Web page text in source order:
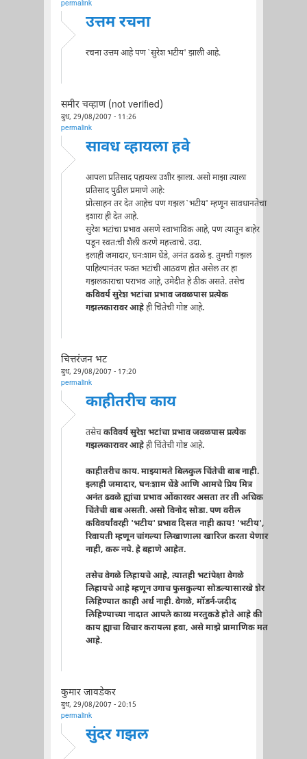
permalink
उत्तम रचना
रचना उत्तम आहे पण `सुरेश भटीय' झाली आहे.
समीर चव्हाण (not verified)
बुध, 29/08/2007 - 11:26
permalink
सावध व्हायला हवे
आपला प्रतिसाद पहायला उशीर झाला. असो माझा त्याला
प्रतिसाद पुढील प्रमाणे आहे:
प्रोत्साहन तर देत आहेच पण गझल `भटीय' म्हणून सावधानतेचा
इशारा ही देत आहे.
सुरेश भटांचा प्रभाव असणे स्वाभाविक आहे, पण त्यातून बाहेर
पडून स्वतःची शैली करणे महत्त्वाचे. उदा.
इलाही जमादार, घनःशाम धेंडे, अनंत ढवळे इ. तुमची गझल
पाहिल्यानंतर फक्त भटांची आठवण होत असेल तर हा
गझलकाराचा पराभव आहे, उमेदीत हे ठीक असते. तसेच
कविवर्य सुरेश भटांचा प्रभाव जवळपास प्रत्येक
गझलकारावर आहेही चिंतेची गोष्ट आहे.
चित्तरंजन भट
बुध, 29/08/2007 - 17:20
permalink
काहीतरीच काय
तसेचकविवर्य सुरेश भटांचा प्रभाव जवळपास प्रत्येक
गझलकारावर आहेही चिंतेची गोष्ट आहे.
काहीतरीच काय. माझ्यामते बिलकुल चिंतेची बाब नाही.
इलाही जमादार, घनःशाम धेंडे आणि आमचे प्रिय मित्र
अनंत ढवळे ह्यांचा प्रभाव ओंकारवर असता तर ती अधिक
चिंतेची बाब असती. असो विनोद सोडा. पण वरील
कविवर्यांवरही 'भटीय' प्रभाव दिसत नाही काय! 'भटीय',
रिवायती म्हणून चांगल्या लिखाणाला खारिज करता येणार
नाही, करू नये. हे बहाणे आहेत.
तसेच वेगळे लिहायचे आहे, त्यातही भटांपेक्षा वेगळे
लिहायचे आहे म्हणून उगाच फुसकुल्या सोडल्यासारखे शेर
लिहिण्यात काही अर्थ नाही. वेगळे, मॉडर्न-जदीद
लिहिण्याच्या नादात आपले काव्य मरतुकडे होते आहे की
काय ह्याचा विचार करायला हवा, असे माझे प्रामाणिक मत
आहे.
कुमार जावडेकर
बुध, 29/08/2007 - 20:15
permalink
सुंदर गझल